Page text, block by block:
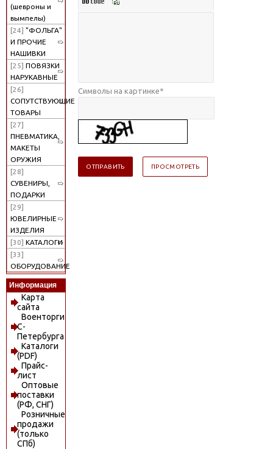
(шевроны и
вымпелы)
[24] "ФОЛЬГА"
И ПРОЧИЕ
НАШИВКИ
[25] ПОВЯЗКИ
НАРУКАВНЫЕ
[26]
СОПУТСТВУЮЩИЕ
ТОВАРЫ
[27]
ПНЕВМАТИКА,
МАКЕТЫ
ОРУЖИЯ
[28]
СУВЕНИРЫ,
ПОДАРКИ
[29]
ЮВЕЛИРНЫЕ
ИЗДЕЛИЯ
[30] КАТАЛОГИ
[33]
ОБОРУДОВАНИЕ
Информация
Карта
сайта
Военторги
С-
Петербурга
Каталоги
(PDF)
Прайс-
лист
Оптовые
поставки
(РФ, СНГ)
Розничные
продажи
(только
СПб)
Символы на картинке*